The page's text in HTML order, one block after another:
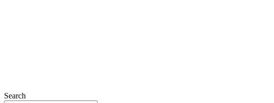
Search